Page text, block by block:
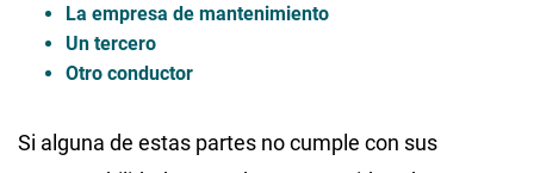
La empresa de mantenimiento
Un tercero
Otro conductor
Si alguna de estas partes no cumple con sus